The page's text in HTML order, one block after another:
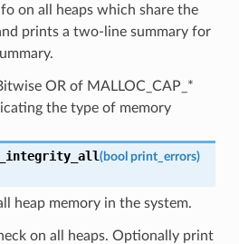
on all heaps which share the
prints a two-line summary for
OR of MALLOC_CAP_*
the type of memory
(bool print_errors)
heap memory in the system.
on all heaps. Optionally print